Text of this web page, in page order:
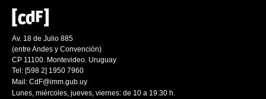
Av. 18 de Julio 885
(entre Andes y Convención)
CP 11100. Montevideo. Uruguay
Tel: [598 2] 1950 7960
Mail: CdF@imm.gub.uy
Lunes, miércoles, jueves, viernes: de 10 a 19.30 h.